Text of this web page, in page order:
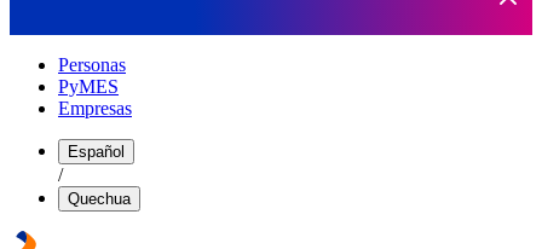
Personas
PyMES
Empresas
Español
/
Quechua